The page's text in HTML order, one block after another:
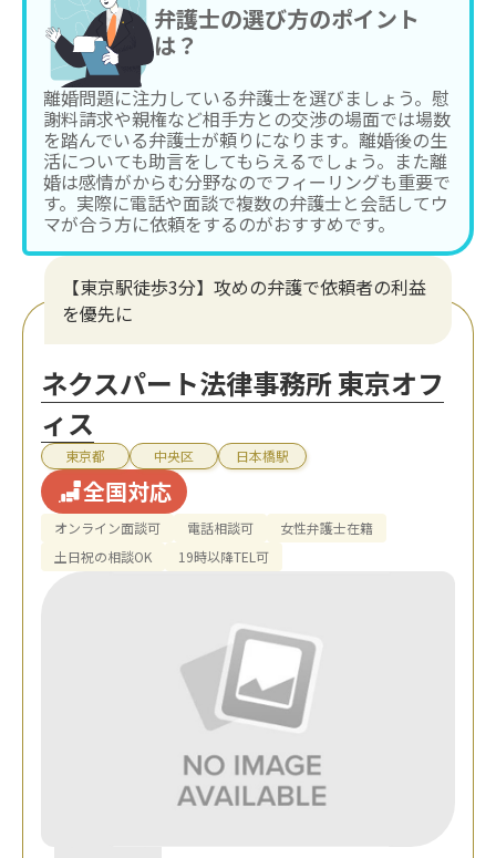
弁護士の選び方のポイント
は？
離婚問題に注力している弁護士を選びましょう。慰
謝料請求や親権など相手方との交渉の場面では場数
を踏んでいる弁護士が頼りになります。離婚後の生
活についても助言をしてもらえるでしょう。また離
婚は感情がからむ分野なのでフィーリングも重要で
す。実際に電話や面談で複数の弁護士と会話してウ
マが合う方に依頼をするのがおすすめです。
【東京駅徒歩3分】攻めの弁護で依頼者の利益
を優先に
ネクスパート法律事務所 東京オフ
ィス
東京都 中央区 日本橋駅
全国対応
オンライン面談可 電話相談可
女性弁護士在籍
土日祝の相談OK
19時以降TEL可